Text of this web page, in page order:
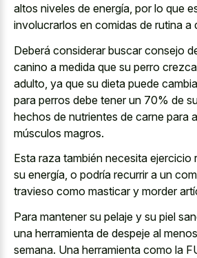
altos niveles de energía, por lo que
involucrarlos en comidas de rutina a
Deberá considerar buscar consejo
canino a medida que su perro
adulto, ya que su dieta puede
para perros debe tener un 70% de
hechos de nutrientes de carne para
músculos magros.
Esta raza también necesita ejercicio
su energía, o podría recurrir a un
travieso como masticar y morder
Para mantener su pelaje y su piel
una herramienta de despeje al
semana. Una herramienta como la